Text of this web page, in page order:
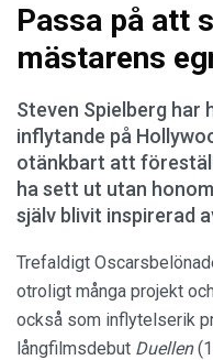
Passa på att
mästarens
Steven Spielberg
inflytande på
otänkbart att
ha sett ut utan
själv blivit inspirerad
Trefaldigt
otroligt många projekt
också som inflytelserik
långfilmsdebut Duellen